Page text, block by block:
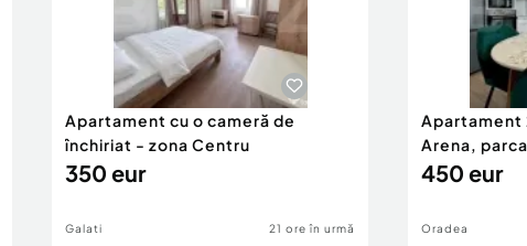
Apartament cu o cameră de
închiriat - zona Centru
350 eur
Galati 21 ore în urmă
Apartament
Arena,
450 eur
Oradea